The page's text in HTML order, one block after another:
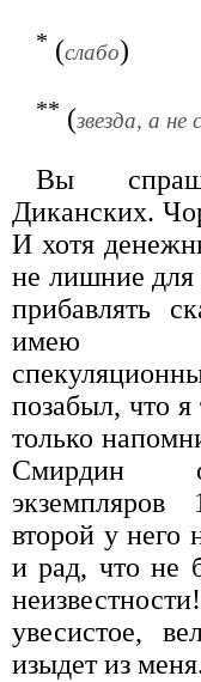
* (слабо)
** (звезда, а не
Вы
Диканских.
И хотя
не лишние для
прибавлять
имею
позабыл, что
только
Смирдин
второй у него
и рад, что не
увесистое,
изыдет из